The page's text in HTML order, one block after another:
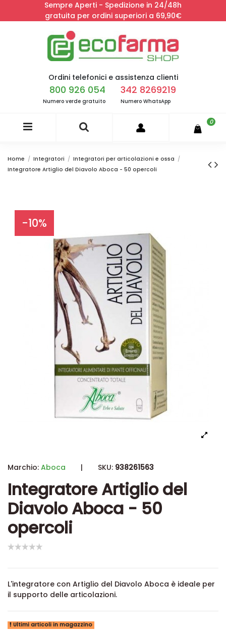
Sempre Aperti - Spedizione in 24/48h
gratuita per ordini superiori a 69,90€
Ordini telefonici e assistenza clienti
800 926 054
Numero verde gratuito
342 8269219
Numero WhatsApp
0
Home Integratori
Integratori per articolazioni e ossa
Integratore Artiglio del Diavolo Aboca - 50 opercoli
-10%
Marchio: Aboca | SKU: 938261563
Integratore Artiglio del
Diavolo Aboca - 50
opercoli
L'integratore con Artiglio del Diavolo Aboca è ideale per
il supporto delle articolazioni.
Ultimi articoli in magazzino